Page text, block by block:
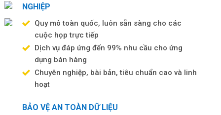
NGHIỆP
Quy mô toàn quốc, luôn sẵn sàng cho các
cuộc họp trực tiếp
Dịch vụ đáp ứng đến 99% nhu cầu cho ứng
dụng bán hàng
Chuyên nghiệp, bài bản, tiêu chuẩn cao và linh
hoạt
BẢO VỆ AN TOÀN DỮ LIỆU